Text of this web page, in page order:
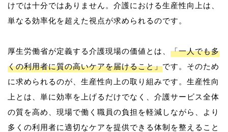
けでは十分ではありません。介護における生産性向上は、
単なる効率化を超えた視点が求められるのです。
厚生労働省が定義する介護現場の価値とは、 「一人でも多
くの利用者に質の高いケアを届けること」です。そのため
に求められるのが、生産性向上の取り組みです。生産性向
上とは、単に効率を上げるだけでなく、介護サービス全体
の質を高め、現場で働く職員の負担を軽減しながら、より
多くの利用者に適切なケアを提供できる体制を整えること